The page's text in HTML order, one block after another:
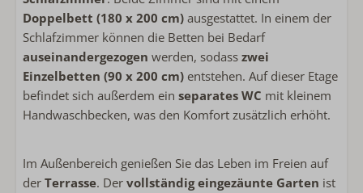
Sanitär
Handtücher inklusive
Badezimmer im Erdgeschoss
Begehbare Dusche
Föhn
Schlafzimmer
Doppelbett (180 x 200 cm) ausgestattet. In einem der
Schlafzimmer können die Betten bei Bedarf
auseinandergezogen werden, sodass zwei
Einzelbetten (90 x 200 cm) entstehen. Auf dieser Etage
befindet sich außerdem ein separates WC mit kleinem
Handwaschbecken, was den Komfort zusätzlich erhöht.
Im Außenbereich genießen Sie das Leben im Freien auf
der Terrasse. Der vollständig eingezäunte Garten ist